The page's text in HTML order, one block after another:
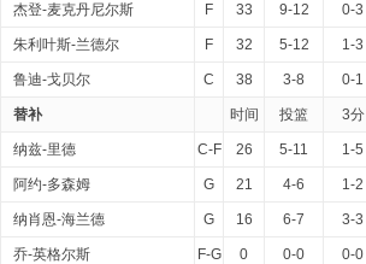
杰登-麦克丹尼尔斯 F 33 9-12 0-3
朱利叶斯-兰德尔 F 32 5-12 1-3
鲁迪-戈贝尔 C 38 3-8 0-1
替补 时间 投篮 3分
纳兹-里德 C-F 26 5-11 1-5
阿约-多森姆 G 21 4-6 1-2
纳肖恩-海兰德 G 16 6-7 3-3
乔-英格尔斯 F-G 0 0-0 0-0